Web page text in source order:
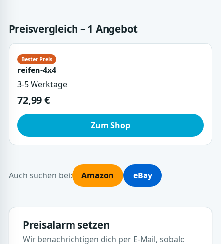
Preisvergleich – 1 Angebot
reifen-4x4
3-5 Werktage
72,99 €
Zum Shop
Auch suchen bei: Amazon eBay
Preisalarm setzen
Wir benachrichtigen dich per E-Mail, sobald